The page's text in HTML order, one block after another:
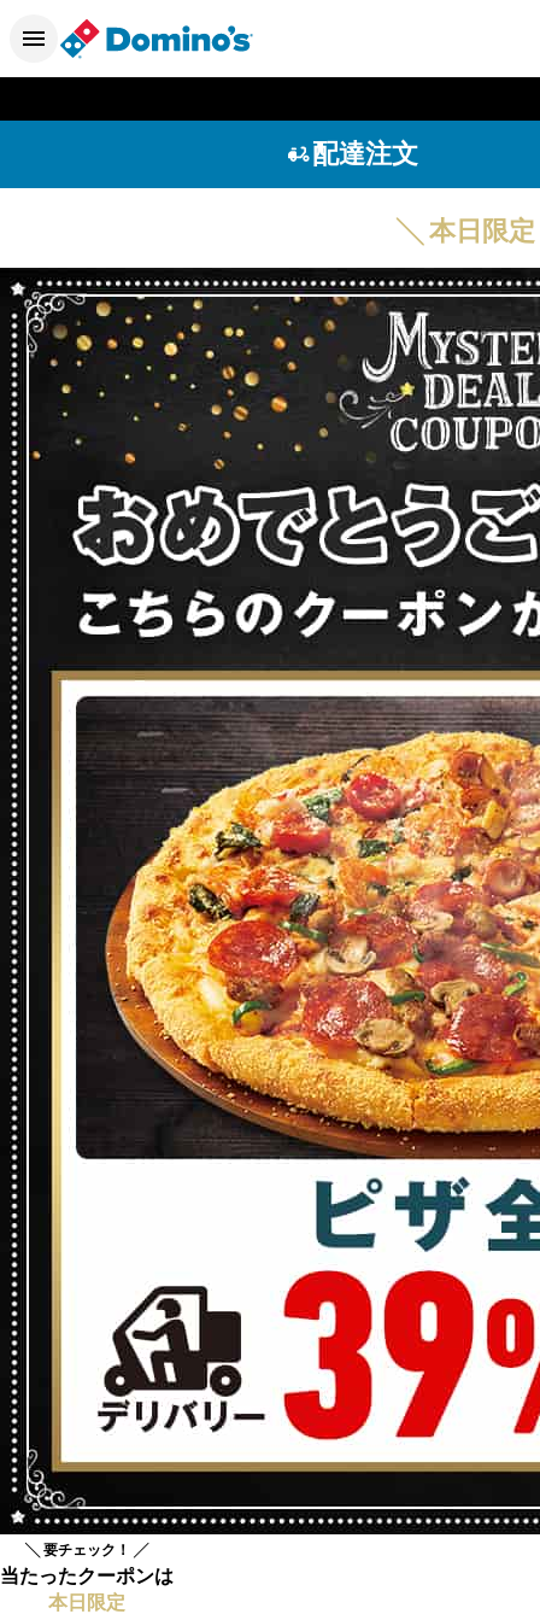
配達注文
╲ 本日限
╲ 要チェック！ ╱
当たったクーポンは
本日限定